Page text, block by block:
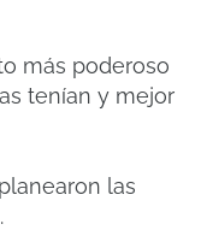
más poderoso
tenían y mejor
las